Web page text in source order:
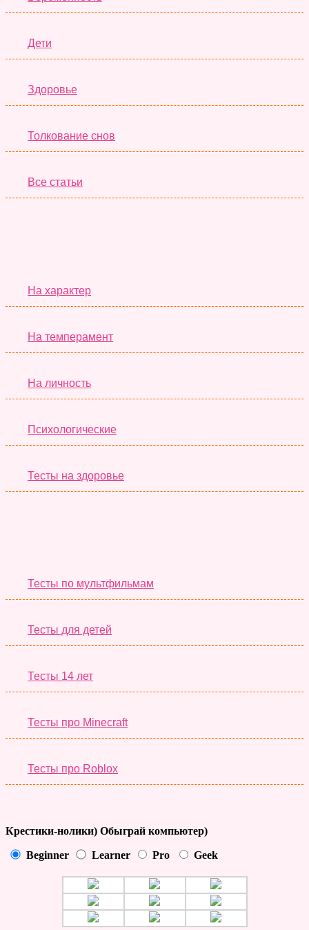
Дети
Здоровье
Толкование снов
Все статьи
На характер
На темперамент
На личность
Психологические
Тесты на здоровье
Тесты по мультфильмам
Тесты для детей
Тесты 14 лет
Тесты про Minecraft
Тесты про Roblox
Крестики-нолики) Обыграй компьютер)
Beginner Learner Pro Geek